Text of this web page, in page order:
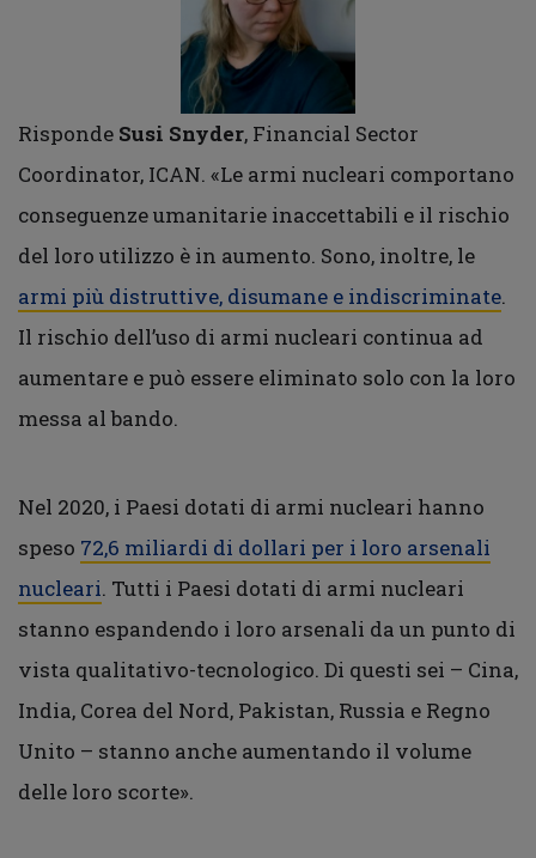
Risponde Susi Snyder, Financial Sector
Coordinator, ICAN. «Le armi nucleari comportano
conseguenze umanitarie inaccettabili e il rischio
del loro utilizzo è in aumento. Sono, inoltre, le
armi più distruttive, disumane e indiscriminate.
Il rischio dell’uso di armi nucleari continua ad
aumentare e può essere eliminato solo con la loro
messa al bando.
Nel 2020, i Paesi dotati di armi nucleari hanno
speso 72,6 miliardi di dollari per i loro arsenali
nucleari. Tutti i Paesi dotati di armi nucleari
stanno espandendo i loro arsenali da un punto di
vista qualitativo-tecnologico. Di questi sei – Cina,
India, Corea del Nord, Pakistan, Russia e Regno
Unito – stanno anche aumentando il volume
delle loro scorte».